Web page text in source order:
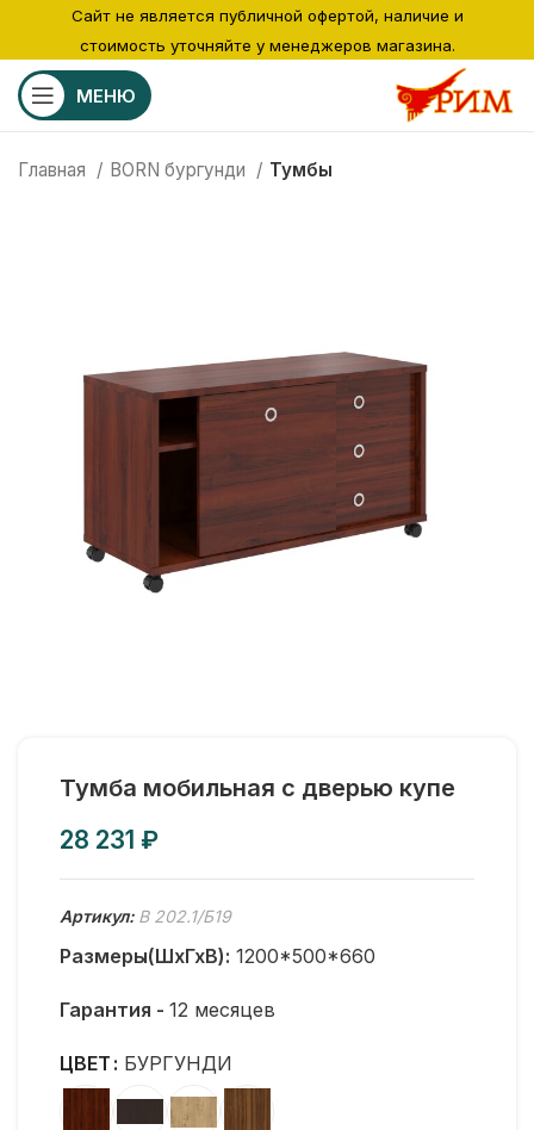
МЕНЮ
Главная BORN бургунди Тумбы
Тумба мобильная с дверью купе
₽
Артикул: В 202.1/Б19
Размеры(ШхГхВ): 1200*500*660
Гарантия - 12 месяцев
ЦВЕТ БУРГУНДИ
Сайт не является публичной офертой, наличие и
стоимость уточняйте у менеджеров магазина.